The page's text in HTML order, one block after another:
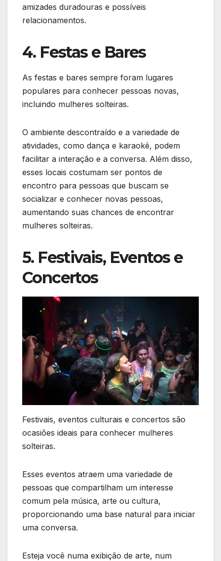
amizades duradouras e possíveis
relacionamentos.
4. Festas e Bares
As festas e bares sempre foram lugares
populares para conhecer pessoas novas,
incluindo mulheres solteiras.
O ambiente descontraído e a variedade de
atividades, como dança e karaokê, podem
facilitar a interação e a conversa. Além disso,
esses locais costumam ser pontos de
encontro para pessoas que buscam se
socializar e conhecer novas pessoas,
aumentando suas chances de encontrar
mulheres solteiras.
5. Festivais, Eventos e
Concertos
Festivais, eventos culturais e concertos são
ocasiões ideais para conhecer mulheres
solteiras.
Esses eventos atraem uma variedade de
pessoas que compartilham um interesse
comum pela música, arte ou cultura,
proporcionando uma base natural para iniciar
uma conversa.
Esteja você numa exibição de arte, num